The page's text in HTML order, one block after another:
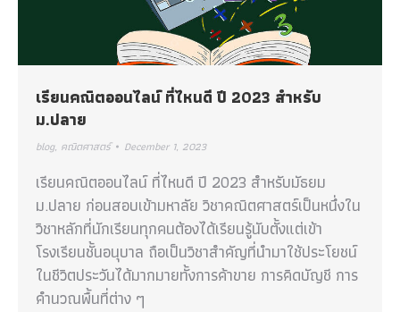
เรียนคณิตออนไลน์ ที่ไหนดี ปี 2023 สำหรับ
ม.ปลาย
blog, คณิตศาสตร์ December 1, 2023
เรียนคณิตออนไลน์ ที่ไหนดี ปี 2023 สำหรับมัธยม
ม.ปลาย ก่อนสอบเข้ามหาลัย วิชาคณิตศาสตร์เป็นหนึ่งใน
วิชาหลักที่นักเรียนทุกคนต้องได้เรียนรู้นับตั้งแต่เข้า
โรงเรียนชั้นอนุบาล ถือเป็นวิชาสำคัญที่นำมาใช้ประโยชน์
ในชีวิตประวันได้มากมายทั้งการค้าขาย การคิดบัญชี การ
คำนวณพื้นที่ต่าง ๆ